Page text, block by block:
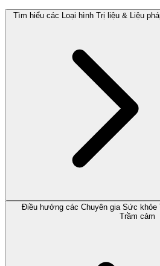
Tìm hiểu các Loại hình Trị liệu & Liệu
Điều hướng các Chuyên gia Sức khỏe
Trầm cảm